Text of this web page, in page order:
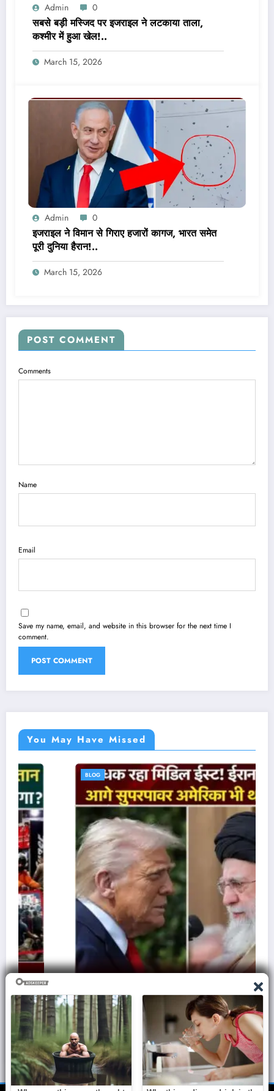
Admin 0
सबसे बड़ी मस्जिद पर इजराइल ने लटकाया ताला,
कश्मीर में हुआ खेल!..
March 15, 2026
Admin 0
इजराइल ने विमान से गिराए हजारों कागज, भारत समेत
पूरी दुनिया हैरान!..
March 15, 2026
POST COMMENT
Comments
Name
Email
Save my name, email, and website in this browser for the next time I
comment.
You May Have Missed
BLOG
ज़मीन पर आक्रमण करने से क्यों घबराती है अमेरिकी सेना,
समझिए असली वजह..
March 7, 2026 Admin